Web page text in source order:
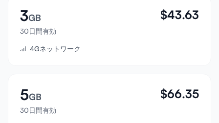
デバイス互換性
サインイン
3GB
30日間有効
$43.63
4Gネットワーク
5GB
30日間有効
$66.35